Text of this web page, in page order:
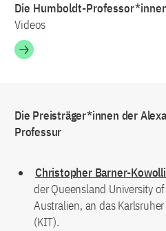
Die Humboldt-
Videos
Die Preisträger*innen der
Professur
Christopher Barner-
der Queensland University
Australien, an das
(KIT).